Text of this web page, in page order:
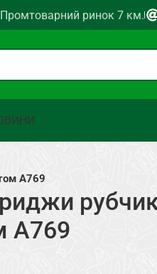
Промтоварний ринок 7 км.
A769
A769